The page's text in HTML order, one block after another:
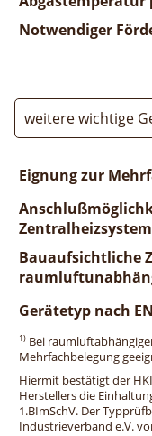
Notwendiger
weitere wichtige
Eignung zur
Zentralheizsystem
Bauaufsichtliche
Gerätetyp nach
1) Bei
Mehrfachbelegung
Hiermit bestätigt der
Herstellers die
1.BImSchV. Der
Industrieverband e.V.